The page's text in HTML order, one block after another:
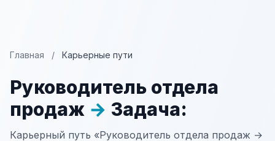
Главная / Карьерные пути
Руководитель отдела
продаж → Задача:
Карьерный путь «Руководитель отдела продаж →